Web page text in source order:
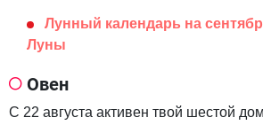
Лунный календарь на
Луны
Овен
С 22 августа активен твой шестой